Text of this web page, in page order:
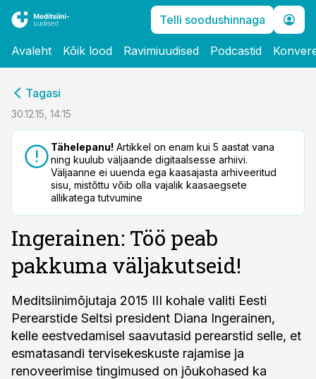
Telli soodushinnaga
Avaleht Kõik lood Ravimiuudised Podcastid
Tagasi
30.12.15, 14:15
Tähelepanu! Artikkel on enam kui 5 aastat vana
ning kuulub väljaande digitaalsesse arhiivi.
Väljaanne ei uuenda ega kaasajasta arhiveeritud
sisu, mistõttu võib olla vajalik kaasaegsete
allikatega tutvumine
Ingerainen: Töö peab
pakkuma väljakutseid!
Meditsiinimõjutaja 2015 III kohale valiti Eesti
Perearstide Seltsi president Diana Ingerainen,
kelle eestvedamisel saavutasid perearstid selle, et
esmatasandi tervisekeskuste rajamise ja
renoveerimise tingimused on jõukohased ka